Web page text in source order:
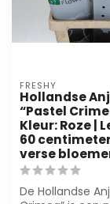
FRESHY
Hollandse
“Pastel
Kleur: Roze |
60 centimeter
verse
De Hollandse